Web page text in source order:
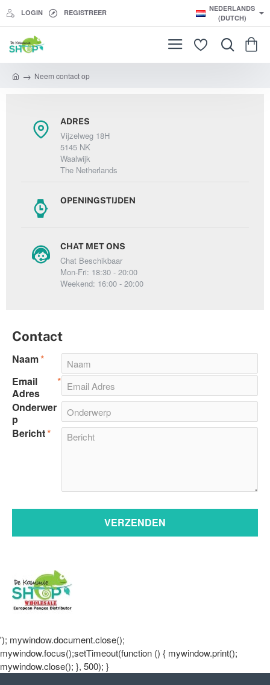
LOGIN REGISTREER
NEDERLANDS
(DUTCH)
Neem contact op
ADRES
Vijzelweg 18H
5145 NK
Waalwijk
The Netherlands
OPENINGSTIJDEN
CHAT MET ONS
Chat Beschikbaar
Mon-Fri: 18:30 - 20:00
Weekend: 16:00 - 20:00
Contact
Naam
Email
Adres
Onderwer
p
Bericht
VERZENDEN
'); mywindow.document.close();
mywindow.focus();setTimeout(function () { mywindow.print();
mywindow.close(); }, 500); }